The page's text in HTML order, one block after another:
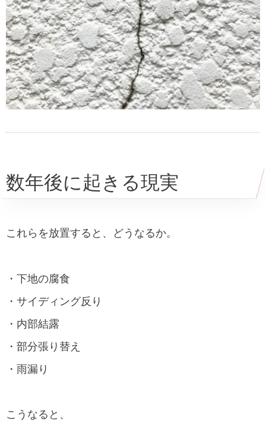
数年後に起きる現実
これらを放置すると、どうなるか。
・下地の腐食
・サイディング反り
・内部結露
・部分張り替え
・雨漏り
こうなると、